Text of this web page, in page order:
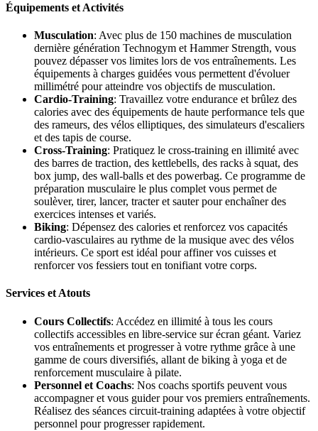
Équipements et Activités
Musculation: Avec plus de 150 machines de musculation
dernière génération Technogym et Hammer Strength, vous
pouvez dépasser vos limites lors de vos entraînements. Les
équipements à charges guidées vous permettent d'évoluer
millimétré pour atteindre vos objectifs de musculation.
Cardio-Training: Travaillez votre endurance et brûlez des
calories avec des équipements de haute performance tels que
des rameurs, des vélos elliptiques, des simulateurs d'escaliers
et des tapis de course.
Cross-Training: Pratiquez le cross-training en illimité avec
des barres de traction, des kettlebells, des racks à squat, des
box jump, des wall-balls et des powerbag. Ce programme de
préparation musculaire le plus complet vous permet de
soulèver, tirer, lancer, tracter et sauter pour enchaîner des
exercices intenses et variés.
Biking: Dépensez des calories et renforcez vos capacités
cardio-vasculaires au rythme de la musique avec des vélos
intérieurs. Ce sport est idéal pour affiner vos cuisses et
renforcer vos fessiers tout en tonifiant votre corps.
Services et Atouts
Cours Collectifs: Accédez en illimité à tous les cours
collectifs accessibles en libre-service sur écran géant. Variez
vos entraînements et progresser à votre rythme grâce à une
gamme de cours diversifiés, allant de biking à yoga et de
renforcement musculaire à pilate.
Personnel et Coachs: Nos coachs sportifs peuvent vous
accompagner et vous guider pour vos premiers entraînements.
Réalisez des séances circuit-training adaptées à votre objectif
personnel pour progresser rapidement.